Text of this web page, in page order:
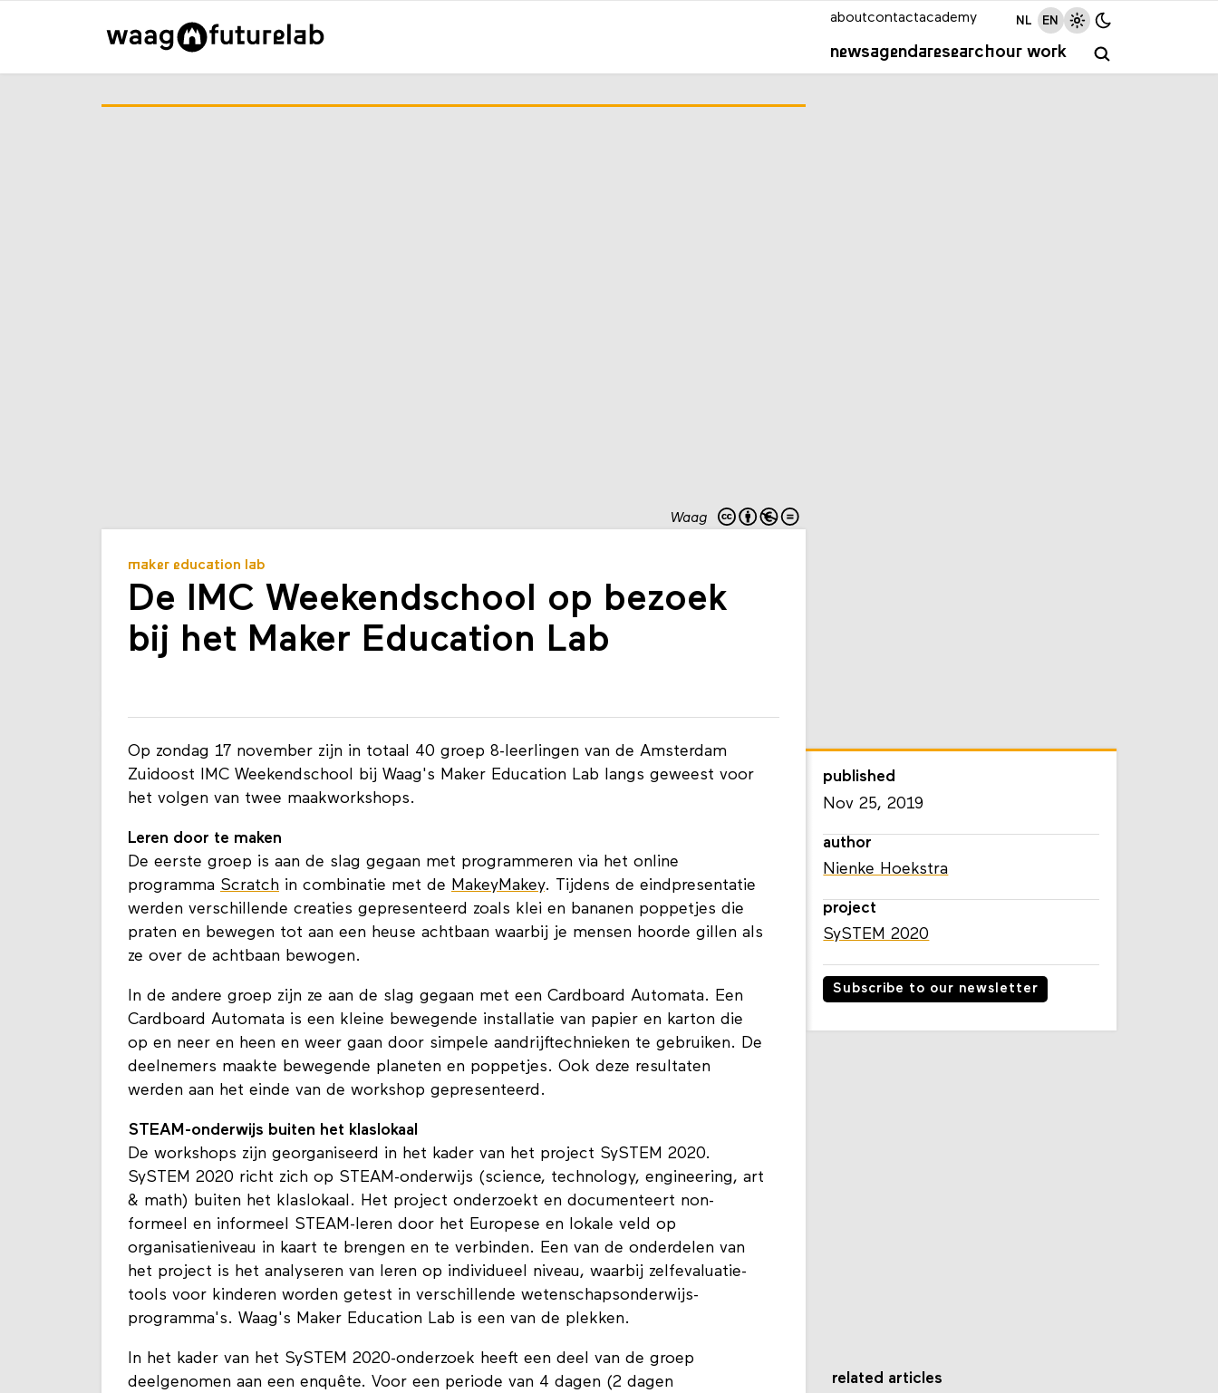
newsagendaresearchour work
aboutcontactacademy NL EN
Waag
maker education lab
De IMC Weekendschool op bezoek
bij het Maker Education Lab
Op zondag 17 november zijn in totaal 40 groep 8-leerlingen van de Amsterdam
Zuidoost IMC Weekendschool bij Waag's Maker Education Lab langs geweest voor
het volgen van twee maakworkshops.
Leren door te maken
De eerste groep is aan de slag gegaan met programmeren via het online
programma Scratch in combinatie met de MakeyMakey. Tijdens de eindpresentatie
werden verschillende creaties gepresenteerd zoals klei en bananen poppetjes die
praten en bewegen tot aan een heuse achtbaan waarbij je mensen hoorde gillen als
ze over de achtbaan bewogen.
In de andere groep zijn ze aan de slag gegaan met een Cardboard Automata. Een
Cardboard Automata is een kleine bewegende installatie van papier en karton die
op en neer en heen en weer gaan door simpele aandrijftechnieken te gebruiken. De
deelnemers maakte bewegende planeten en poppetjes. Ook deze resultaten
werden aan het einde van de workshop gepresenteerd.
STEAM-onderwijs buiten het klaslokaal
De workshops zijn georganiseerd in het kader van het project SySTEM 2020.
SySTEM 2020 richt zich op STEAM-onderwijs (science, technology, engineering, art
& math) buiten het klaslokaal. Het project onderzoekt en documenteert non-
formeel en informeel STEAM-leren door het Europese en lokale veld op
organisatieniveau in kaart te brengen en te verbinden. Een van de onderdelen van
het project is het analyseren van leren op individueel niveau, waarbij zelfevaluatie-
tools voor kinderen worden getest in verschillende wetenschapsonderwijs-
programma's. Waag's Maker Education Lab is een van de plekken.
In het kader van het SySTEM 2020-onderzoek heeft een deel van de groep
deelgenomen aan een enquête. Voor een periode van 4 dagen (2 dagen
published
Nov 25, 2019
author
Nienke Hoekstra
project
SySTEM 2020
Subscribe to our newsletter
related articles